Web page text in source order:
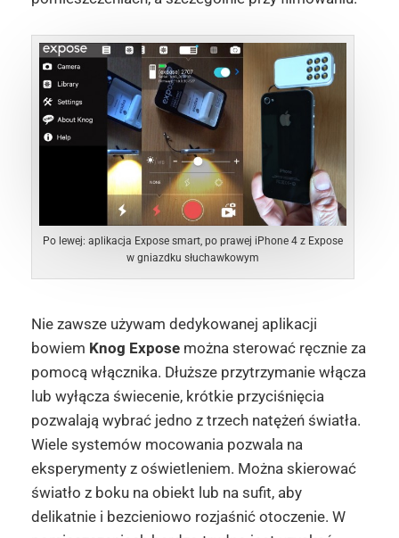
Po lewej: aplikacja Expose smart, po prawej iPhone 4 z Expose
w gniazdku słuchawkowym
Nie zawsze używam dedykowanej aplikacji
bowiem Knog Exposemożna sterować ręcznie za
pomocą włącznika. Dłuższe przytrzymanie włącza
lub wyłącza świecenie, krótkie przyciśnięcia
pozwalają wybrać jedno z trzech natężeń światła.
Wiele systemów mocowania pozwala na
eksperymenty z oświetleniem. Można skierować
światło z boku na obiekt lub na sufit, aby
delikatnie i bezcieniowo rozjaśnić otoczenie. W